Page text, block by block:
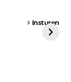
Insturen